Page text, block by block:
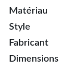
Matériau
Style
Fabricant
Dimensions